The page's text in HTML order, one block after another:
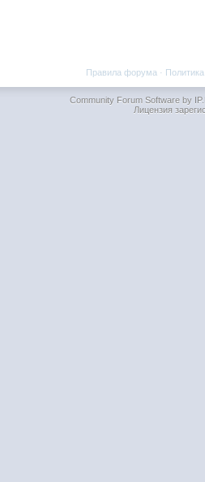
Правила форума ·
Community Forum Software by
Лицензия